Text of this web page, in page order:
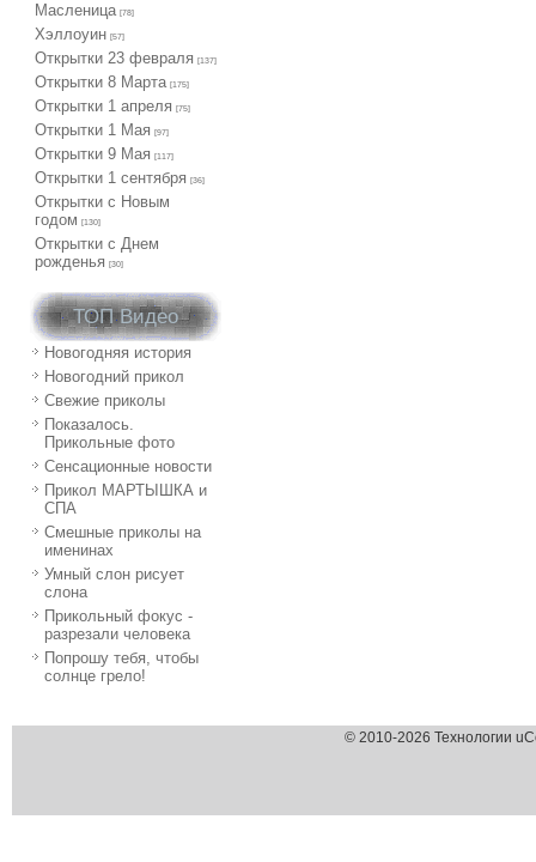
Масленица [78]
Хэллоуин [57]
Открытки 23 февраля [137]
Открытки 8 Марта [175]
Открытки 1 апреля [75]
Открытки 1 Мая [97]
Открытки 9 Мая [117]
Открытки 1 сентября [36]
Открытки с Новым
годом
[130]
Открытки с Днем
рожденья
[30]
ТОП Видео
Новогодняя история
Новогодний прикол
Свежие приколы
Показалось.
Прикольные фото
Сенсационные новости
Прикол МАРТЫШКА и
СПА
Смешные приколы на
именинах
Умный слон рисует
слона
Прикольный фокус -
разрезали человека
Попрошу тебя, чтобы
солнце грело!
© 2010-2026 Технологии